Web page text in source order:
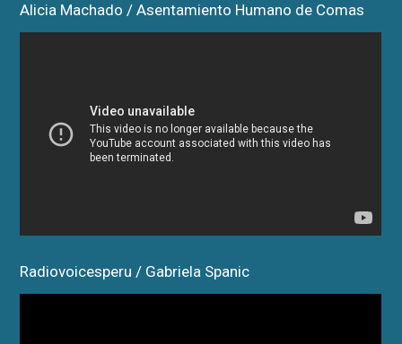
Alicia Machado / Asentamiento Humano de Comas
Radiovoicesperu / Gabriela Spanic